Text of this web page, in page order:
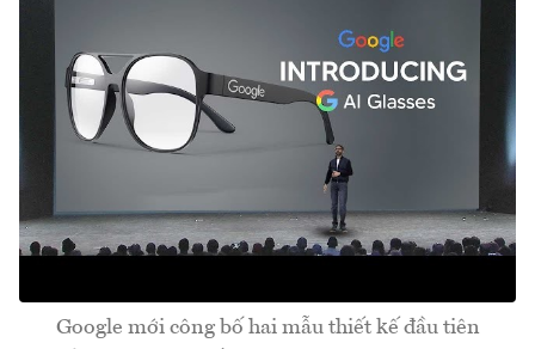
Google mới công bố hai mẫu thiết kế đầu tiên